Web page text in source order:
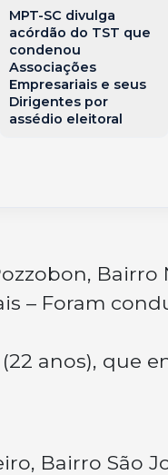
MPT-SC divulga
acórdão do TST que
condenou
Associações
Empresariais e seus
Dirigentes por
assédio eleitoral
Bairro
– Foram
(22 anos),
Bairro São